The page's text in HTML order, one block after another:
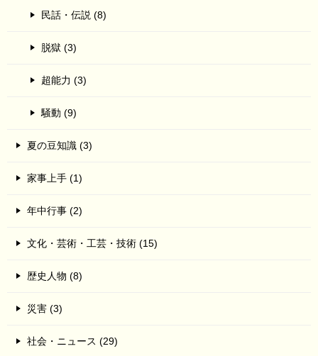
民話・伝説 (8)
脱獄 (3)
超能力 (3)
騒動 (9)
夏の豆知識 (3)
家事上手 (1)
年中行事 (2)
文化・芸術・工芸・技術 (15)
歴史人物 (8)
災害 (3)
社会・ニュース (29)